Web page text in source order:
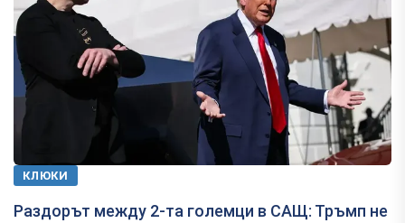
КЛЮКИ
Раздорът между 2-та големци в САЩ: Тръмп не